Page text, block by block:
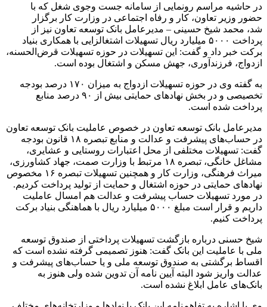
در حاشیه مراسم رونمایی از سامانه جست وجوی شغل که با
حضور وزیر تعاون، کار و رفاه اجتماعی در وزارت کار برگزار
شد، محمد شیخ حسینی – مدیرعامل بانک توسعه تعاون نیز از
پرداخت ۵۰۰۰ میلیارد ریال تسهیلات اشتغالزایی با همکاری بنیاد
برکت خبر داد و گفت: این تسهیلات در حوزه تسهیلات قرض‌الحسنه،
ازدواج، فرزندآوری، جهش مسکن و اشتغال بوده است.
به گفته وی در حوزه تسهیلات ازدواج به میزان ۱۷۰ درصد بودجه
تخصیصی و در بخش نهادهای حمایتی بیش از ۹۰ درصد منابع
پرداخت شده است.
مدیرعامل بانک توسعه تعاون در خصوص عاملیت بانک توسعه تعاون
در حساب‌های پیشرفت و عدالت و منابع تبصره ۱۸ قانون بودجه
گفت: تسهیلات مختلفی از محل اعتبارات روستایی و عشایری،
مشاغل خانگی، تبصره ۱۸ مرتبط با وزارت صمت، جهاد کشاورزی،
میراث فرهنگی، وزارت کار و همچنین تسهیلات تبصره ۱۶ مخصوص
نهادهای حمایتی در حوزه اشتغال و حمایت از تولید پرداخت کردیم.
در مورد تسهیلات حساب پیشرفت و عدالت هم امسال عاملیت
داریم و قرار است مبلغ ۵۰۰۰ میلیارد ریال با هماهنگی بنیاد برکت
پرداخت کنیم.
شیخ حسنی درباره بازگشت تسهیلات پرداختی از صندوق توسعه
ملی با عاملیت این بانک گفت: هنوز تصمیمی گرفته نشده است که
اقساط برگشتی به صندوق توسعه ملی و یا حساب‌های پیشرفت و
عدالت واریز شود البته آیین نامه آن تدوین شده ولی هنوز به
بانک‌های عامل ابلاغ نشده است.